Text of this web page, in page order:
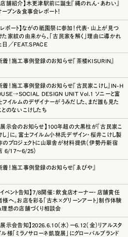
店舗紹介】木更津駅前に誕生『縄のれん・あわい』
ープン＆食事会レポート！
レポート】ながの祇園祭に参加！代表・山上が見つ
た家紋の由来から、「古民家を解く」理由に導かれ
日／FEAT.SPACE
着！施工事例登録のお知らせ『茶楼KISURIN』
着！施工事例登録のお知らせ『古民家こけし』IN-H
DESIGN UNIT Vol.1 ソニーと富
フイルムのデザイナーがうみだした、まだ誰も見た
とのないこけしたち
展示会のお知らせ】100年超の大黒柱が「古民家こ
し」に。富士フイルム小林氏デザイン・桜井こけし製
のプロジェクトに山翠舎が材料提供（伊勢丹新宿
6/17〜6/25）
着！施工事例登録のお知らせ『ゑびや』
イベント告知】7/8開催：飲食店オーナー・店舗責任
様へ。お店を彩る「古木×グリーンアート」制作体験
理想の店舗づくり相談会
展示会告知】2026.6.10（水）ー6.12（金）リアルスタ
ル様「ミラノサローネ凱旋展」にグローバルブランド